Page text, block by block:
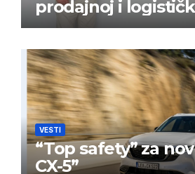
prodajnoj i
BPW Aftermarket
VESTI
“Top safety” za
CX-5”